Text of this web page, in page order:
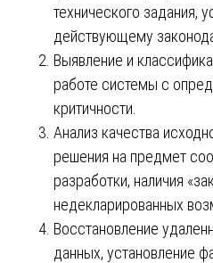
технического задания,
действующему
Выявление и
работе системы с
критичности.
Анализ качества
решения на предмет
разработки, наличия
недекларированных
Восстановление
данных, установление